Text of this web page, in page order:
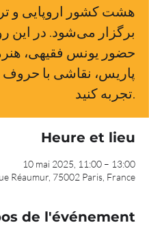
هشت کشور اروپایی و
برگزار می‌شود. در این
حضور یونس فقیهی،
پاریس، نقاشی با
تجربه کنید.
Heure et lieu
10 mai 2025, 11:00 – 13:00
Réaumur, 75002 Paris, France
de l'événement